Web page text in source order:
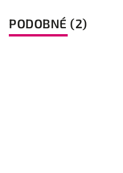
PODOBNÉ (2)